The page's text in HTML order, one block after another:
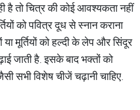
है तो चित्र की कोई आवश्यकता नहीं
को पवित्र दूध से स्नान कराना
मूर्तियों को हल्दी के लेप और सिंदूर
जाती है. इसके बाद भक्तों को
सभी विशेष चीजें चढ़ानी चाहिए.